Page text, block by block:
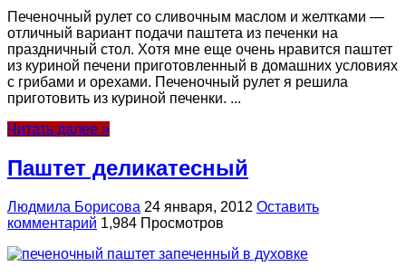
Печеночный рулет со сливочным маслом и желтками —
отличный вариант подачи паштета из печенки на
праздничный стол. Хотя мне еще очень нравится паштет
из куриной печени приготовленный в домашних условиях
с грибами и орехами. Печеночный рулет я решила
приготовить из куриной печенки. ...
Читать далее »
Паштет деликатесный
Людмила Борисова 24 января, 2012 Оставить
комментарий 1,984 Просмотров